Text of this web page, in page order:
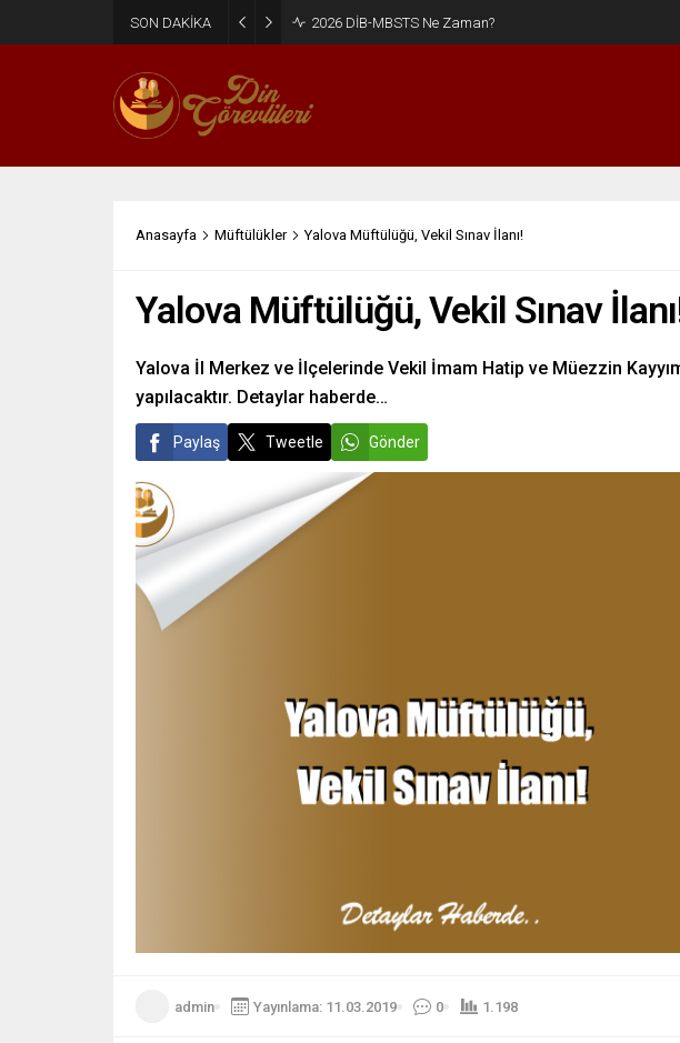
SON DAKİKA 2026 DİB-MBSTS Ne Zaman?
Anasayfa Müftülükler Yalova Müftülüğü, Vekil Sınav İlanı!
Yalova Müftülüğü, Vekil Sınav
Yalova İl Merkez ve İlçelerinde Vekil İmam Hatip ve Müezzin
yapılacaktır. Detaylar haberde…
Paylaş Tweetle Gönder
admin Yayınlama: 11.03.2019 0 1.198